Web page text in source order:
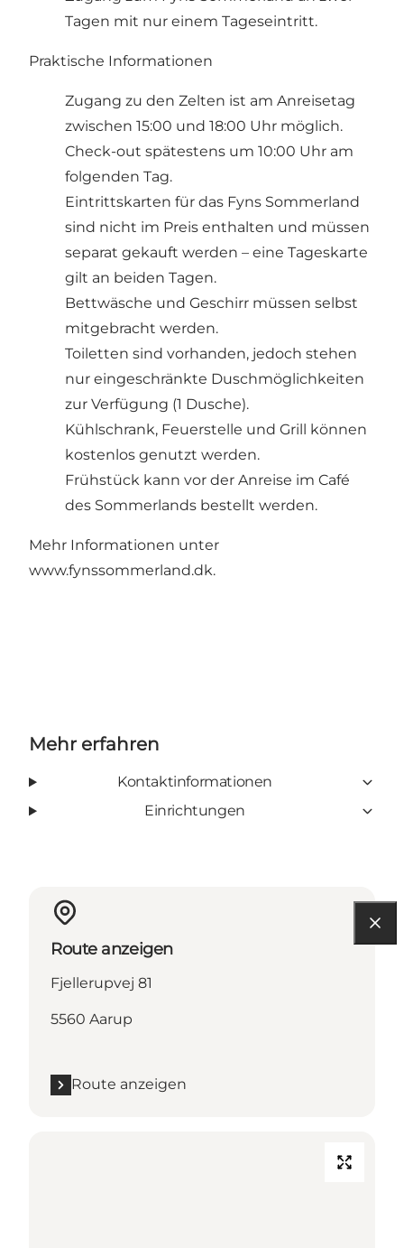
Tagen mit nur einem Tageseintritt.
Praktische Informationen
Zugang zu den Zelten ist am Anreisetag
zwischen 15:00 und 18:00 Uhr möglich.
Check-out spätestens um 10:00 Uhr am
folgenden Tag.
Eintrittskarten für das Fyns Sommerland
sind nicht im Preis enthalten und müssen
separat gekauft werden – eine Tageskarte
gilt an beiden Tagen.
Bettwäsche und Geschirr müssen selbst
mitgebracht werden.
Toiletten sind vorhanden, jedoch stehen
nur eingeschränkte Duschmöglichkeiten
zur Verfügung (1 Dusche).
Kühlschrank, Feuerstelle und Grill können
kostenlos genutzt werden.
Frühstück kann vor der Anreise im Café
des Sommerlands bestellt werden.
Mehr Informationen unter
www.fynssommerland.dk.
Mehr erfahren
Kontaktinformationen
Einrichtungen
Route anzeigen
Fjellerupvej 81
5560 Aarup
Route anzeigen